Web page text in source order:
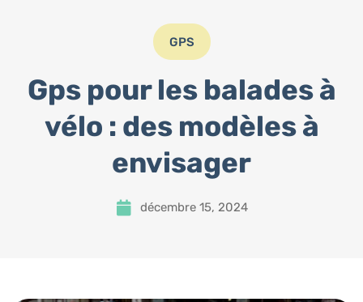
GPS
Gps pour les balades à
vélo : des modèles à
envisager
décembre 15, 2024